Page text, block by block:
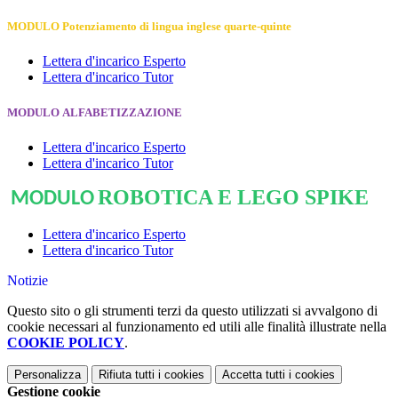
MODULO Potenziamento di lingua inglese quarte-quinte
Lettera d'incarico Esperto
Lettera d'incarico Tutor
MODULO ALFABETIZZAZIONE
Lettera d'incarico Esperto
Lettera d'incarico Tutor
MODULOROBOTICA E LEGO SPIKE
Lettera d'incarico Esperto
Lettera d'incarico Tutor
Notizie
Questo sito o gli strumenti terzi da questo utilizzati si avvalgono di
cookie necessari al funzionamento ed utili alle finalità illustrate nella
COOKIE POLICY.
Personalizza Rifiuta tutti i cookies Accetta tutti i cookies
Gestione cookie